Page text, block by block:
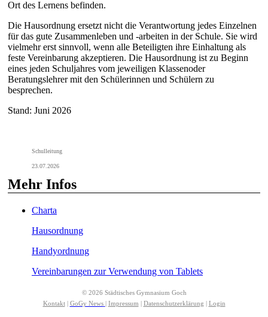
Ort des Lernens befinden.
Die Hausordnung ersetzt nicht die Verantwortung jedes Einzelnen
für das gute Zusammenleben und -arbeiten in der Schule. Sie wird
vielmehr erst sinnvoll, wenn alle Beteiligten ihre Einhaltung als
feste Vereinbarung akzeptieren. Die Hausordnung ist zu Beginn
eines jeden Schuljahres vom jeweiligen Klassenoder
Beratungslehrer mit den Schülerinnen und Schülern zu
besprechen.
Stand: Juni 2026
Schulleitung
23.07.2026
Mehr Infos
Charta
Hausordnung
Handyordnung
Vereinbarungen zur Verwendung von Tablets
© 2026 Städtisches Gymnasium Goch
Kontakt| GoGy News Impressum Datenschutzerklärung Login